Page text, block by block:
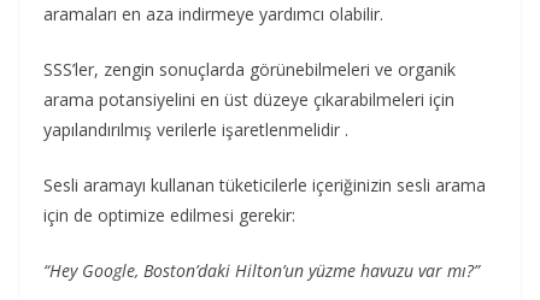
aramaları en aza indirmeye yardımcı olabilir.
SSS’ler, zengin sonuçlarda görünebilmeleri ve organik
arama potansiyelini en üst düzeye çıkarabilmeleri için
yapılandırılmış verilerle işaretlenmelidir .
Sesli aramayı kullanan tüketicilerle içeriğinizin sesli arama
için de optimize edilmesi gerekir:
“Hey Google, Boston’daki Hilton’un yüzme havuzu var mı?”